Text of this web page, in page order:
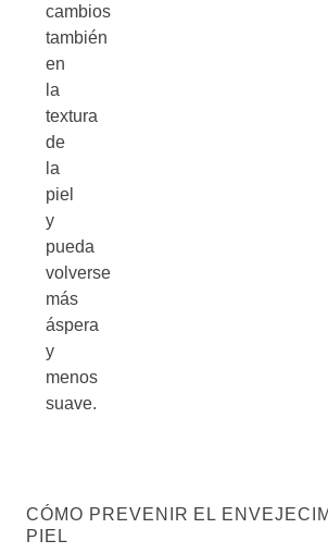
cambios
también
en
la
textura
de
la
piel
y
pueda
volverse
más
áspera
y
menos
suave.
CÓMO PREVENIR EL
PIEL